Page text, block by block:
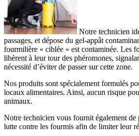
Notre technicien
passages, et dépose du gel-appât
fourmilière « ciblée » est contaminée. Les
libèrent à leur tour des phéromones,
nécessité d’éviter de passer sur cette zone.
Nos produits sont spécialement formulés
locaux alimentaires. Ainsi, aucun risque
animaux.
Notre technicien vous fournit également de
lutte contre les fourmis afin de limiter leur